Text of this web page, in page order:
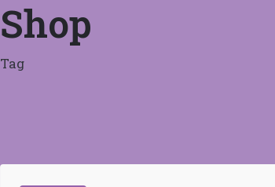
Shop
Tag